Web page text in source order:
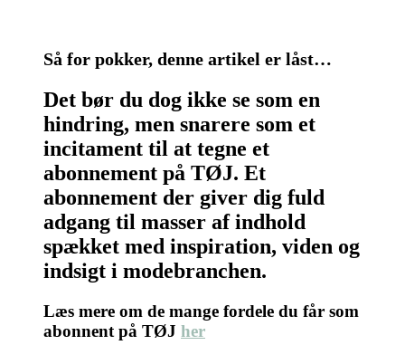
Så for pokker, denne artikel er låst…
Det bør du dog ikke se som en
hindring, men snarere som et
incitament til at tegne et
abonnement på TØJ. Et
abonnement der giver dig fuld
adgang til masser af indhold
spækket med inspiration, viden og
indsigt i modebranchen.
Læs mere om de mange fordele du får som
abonnent på TØJ her